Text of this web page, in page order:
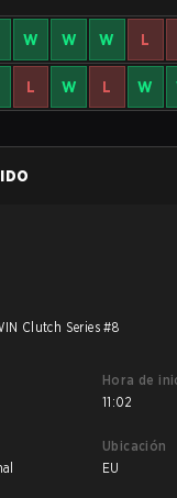
W W W L
L W L W
Clutch Series #8
Hora de
11:02
Ubicación
EU